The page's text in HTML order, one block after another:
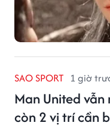
SAO SPORT 1 giờ
Man United
còn 2 vị trí cần